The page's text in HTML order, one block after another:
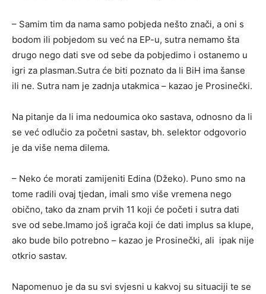
– Samim tim da nama samo pobjeda nešto znači, a oni s
bodom ili pobjedom su već na EP-u, sutra nemamo šta
drugo nego dati sve od sebe da pobjedimo i ostanemo u
igri za plasman.Sutra će biti poznato da li BiH ima šanse
ili ne. Sutra nam je zadnja utakmica – kazao je Prosinečki.
Na pitanje da li ima nedoumica oko sastava, odnosno da li
se već odlučio za početni sastav, bh. selektor odgovorio
je da više nema dilema.
– Neko će morati zamijeniti Edina (Džeko). Puno smo na
tome radili ovaj tjedan, imali smo više vremena nego
obično, tako da znam prvih 11 koji će početi i sutra dati
sve od sebe.Imamo još igrača koji će dati implus sa klupe,
ako bude bilo potrebno – kazao je Prosinečki, ali ipak nije
otkrio sastav.
Napomenuo je da su svi svjesni u kakvoj su situaciji te se